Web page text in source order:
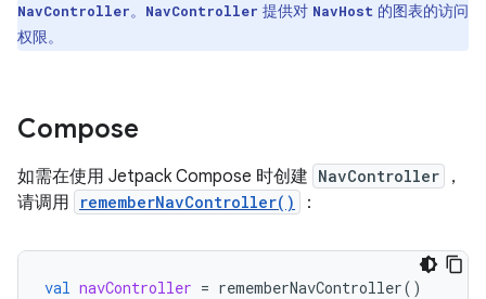
NavController。 NavController 提供对 NavHost 的图表的访问
权限。
Compose
如需在使用 Jetpack Compose 时创建 NavController
，
请调用
rememberNavController() ：
val navController = rememberNavController()